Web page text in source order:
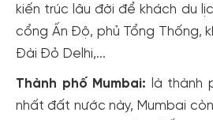
kiến trúc lâu đời để khách du
cổng Ấn Độ, phủ Tổng Thống,
Đài Đỏ Delhi,...
Thành phố Mumbai: là thành
nhất đất nước này, Mumbai